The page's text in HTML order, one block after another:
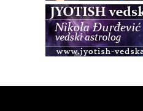
Access BARS®, otpusti stres
Access Energetski Facelift®